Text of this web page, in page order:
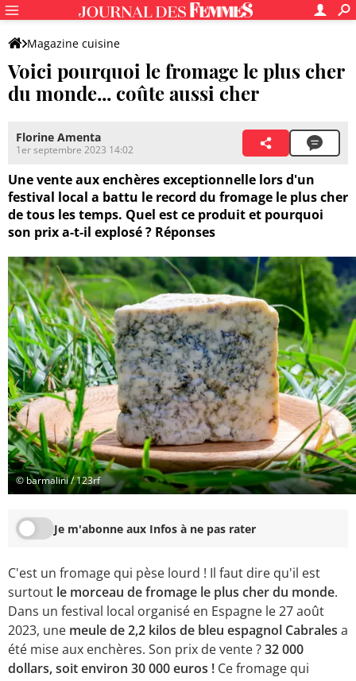
Magazine cuisine
Voici pourquoi le fromage le plus cher
du monde... coûte aussi cher
Florine Amenta
1er septembre 2023 14:02
Une vente aux enchères exceptionnelle lors d'un
festival local a battu le record du fromage le plus cher
de tous les temps. Quel est ce produit et pourquoi
son prix a-t-il explosé ? Réponses
© barmalini / 123rf
Je m'abonne aux Infos à ne pas rater
C'est un fromage qui pèse lourd ! Il faut dire qu'il est
surtout le morceau de fromage le plus cher du monde.
Dans un festival local organisé en Espagne le 27 août
2023, une meule de 2,2 kilos de bleu espagnol Cabrales a
été mise aux enchères. Son prix de vente ?32 000
dollars, soit environ 30 000 euros ! Ce fromage qui